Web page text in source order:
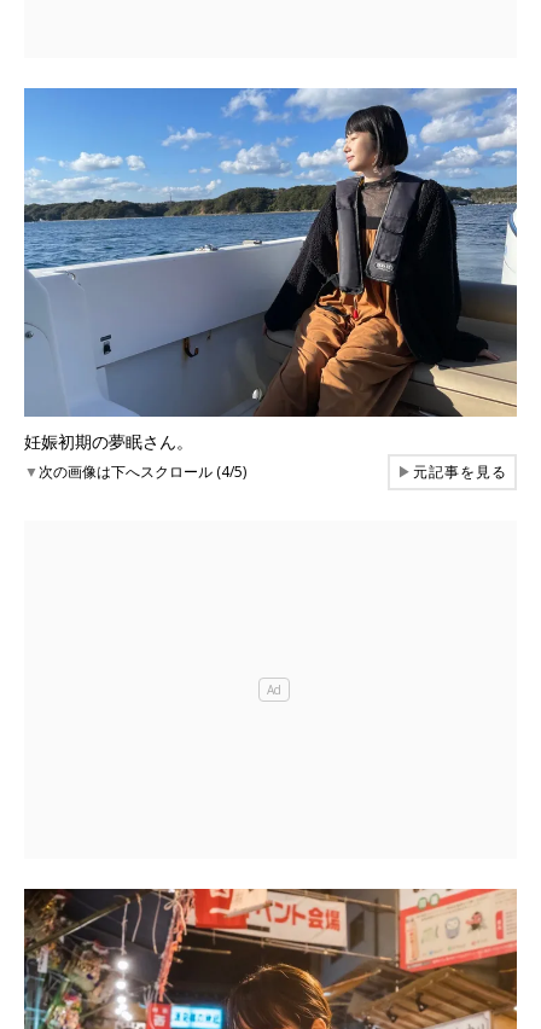
妊娠初期の夢眠さん。
▼次の画像は下へスクロール (4/5) ▶元記事を見る